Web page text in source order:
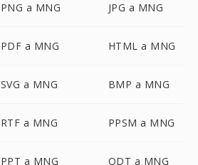
PNG a MNG JPG a MNG
PDF a MNG HTML a MNG
SVG a MNG BMP a MNG
RTF a MNG PPSM a MNG
PPT a MNG ODT a MNG